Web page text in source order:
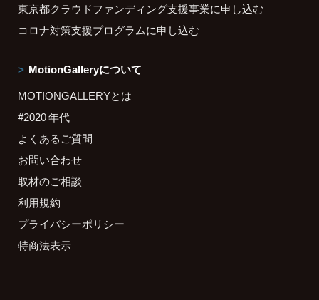
東京都クラウドファンディング支援事業に申し込む
コロナ対策支援プログラムに申し込む
MotionGalleryについて
MOTIONGALLERYとは
#2020 年代
よくあるご質問
お問い合わせ
取材のご相談
利用規約
プライバシーポリシー
特商法表示